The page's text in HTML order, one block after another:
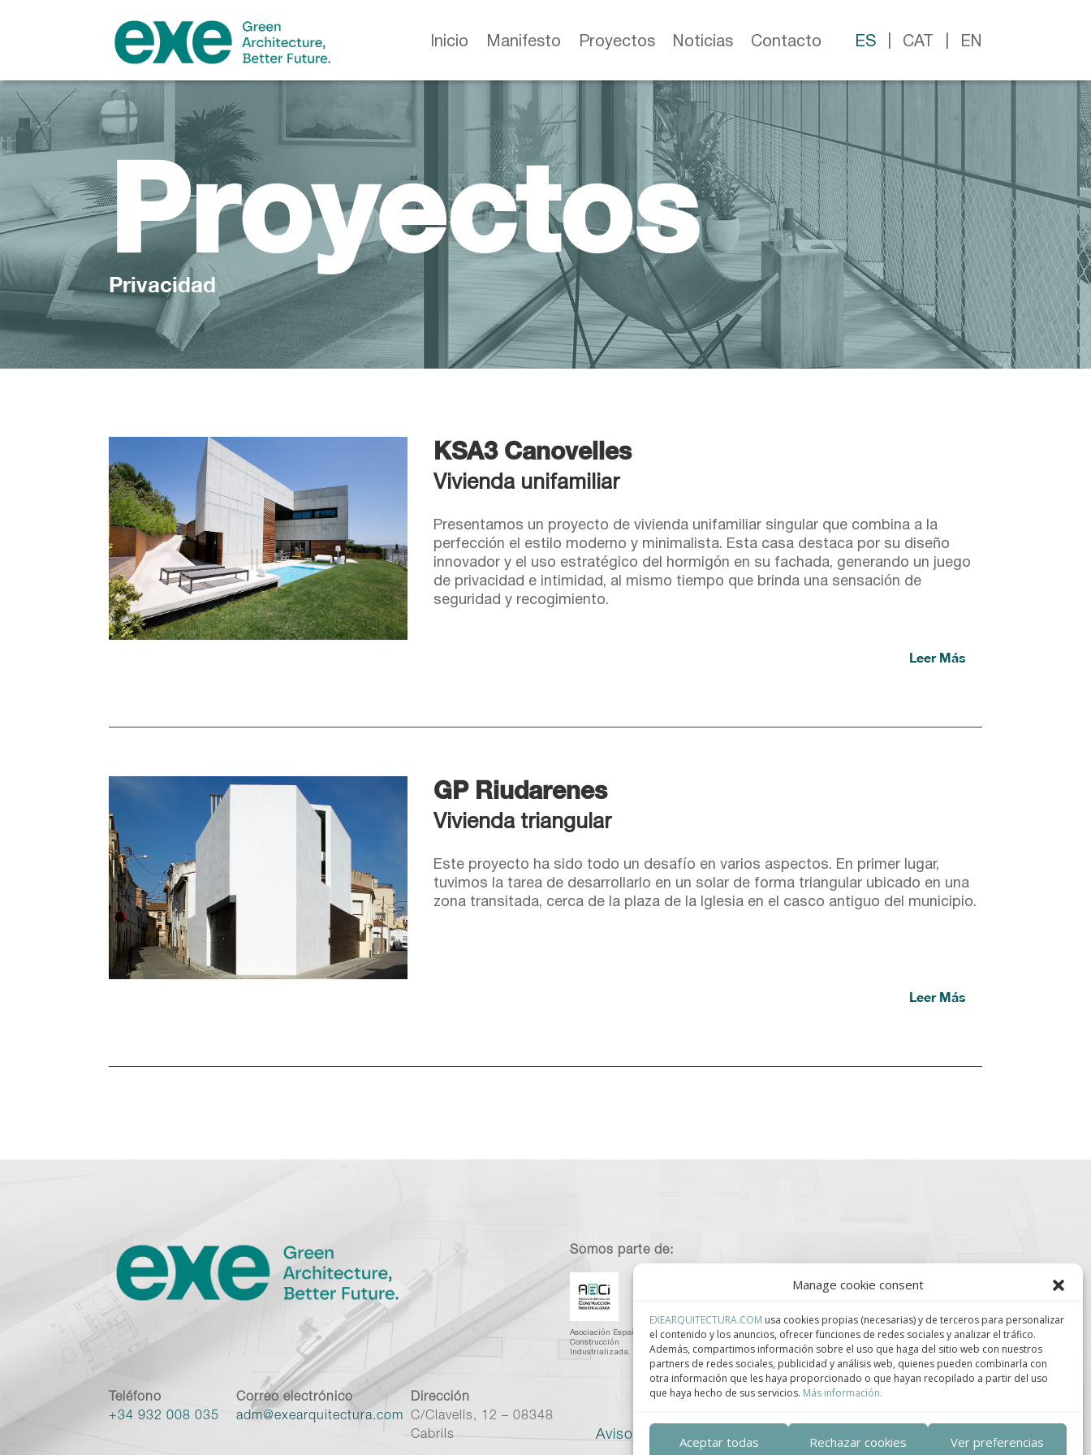
Manage cookie consent
EXEARQUITECTURA.COM usa cookies propias (necesarias) y de terceros para personalizar
el contenido y los anuncios, ofrecer funciones de redes sociales y analizar el tráfico.
Además, compartimos información sobre el uso que haga del sitio web con nuestros
partners de redes sociales, publicidad y análisis web, quienes pueden combinarla con
otra información que les haya proporcionado o que hayan recopilado a partir del uso
que haya hecho de sus servicios. Más información.
Aceptar todas Rechazar cookies Ver preferencias
Inicio Manifesto Proyectos Noticias Contacto ES CAT EN
Proyectos
Privacidad
KSA3 Canovelles
Vivienda unifamiliar
Presentamos un proyecto de vivienda unifamiliar singular que combina a la
perfección el estilo moderno y minimalista. Esta casa destaca por su diseño
innovador y el uso estratégico del hormigón en su fachada, generando un juego
de privacidad e intimidad, al mismo tiempo que brinda una sensación de
seguridad y recogimiento.
Leer Más
GP Riudarenes
Vivienda triangular
Este proyecto ha sido todo un desafío en varios aspectos. En primer lugar,
tuvimos la tarea de desarrollarlo en un solar de forma triangular ubicado en una
zona transitada, cerca de la plaza de la Iglesia en el casco antiguo del municipio.
Leer Más
Somos parte de:
Asociación Española de
Construcción
Industrializada.
Clúster de Construcción
Cataluña.
Centro de Innovación
Bioconstrucción y
Paisajismo.
Teléfono
+34 932 008 035
Correo electrónico
adm@exearquitectura.com
Dirección
C/Clavells, 12 – 08348
Cabrils
Aviso legal – Política de privacidad Política de cookies